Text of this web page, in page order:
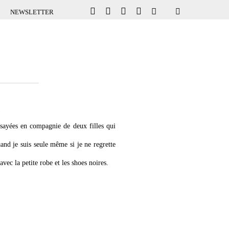
NEWSLETTER
en compagnie de deux filles qui
je suis seule même si je ne regrette
la petite robe et les shoes noires.